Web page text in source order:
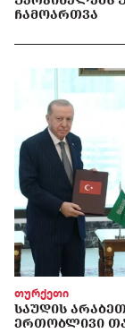
ᲩᲐᲛᲝᲐᲠᲗᲕᲐ
თურქეთი
ᲡᲐᲣᲓᲘᲡ
ᲔᲠᲗᲝᲑᲚᲘᲕᲘ